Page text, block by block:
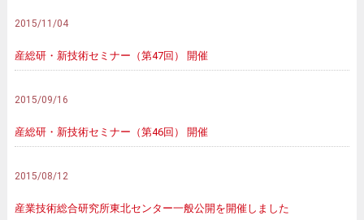
2015/11/04
産総研・新技術セミナー（第47回） 開催
2015/09/16
産総研・新技術セミナー（第46回） 開催
2015/08/12
産業技術総合研究所東北センター一般公開を開催しました